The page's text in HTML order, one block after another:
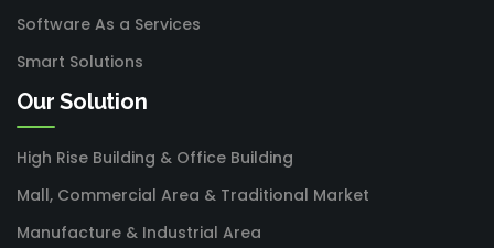
Software As a Services
Smart Solutions
Our Solution
High Rise Building & Office Building
Mall, Commercial Area & Traditional Market
Manufacture & Industrial Area